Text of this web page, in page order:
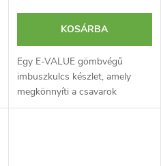
KOSÁRBA
Egy E-VALUE gömbvégű
imbuszkulcs készlet, amely
megkönnyíti a csavarok
kezelését szűk helyeken. A